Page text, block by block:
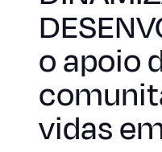
o apoio
vidas